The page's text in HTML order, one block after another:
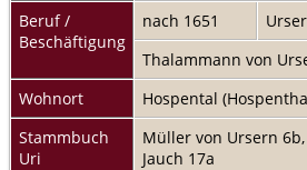
Beruf /
Beschäftigung
nach 1651
Thalammann von
Wohnort
Hospental
Stammbuch
Uri
Müller von Ursern
Jauch 17a